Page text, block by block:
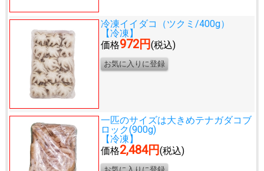
冷凍イイダコ（ツクミ/400g）
【冷凍】
価格972円(税込)
一匹のサイズは大きめテナガダコブ
ロック(900g)
【冷凍】
価格2,484円(税込)